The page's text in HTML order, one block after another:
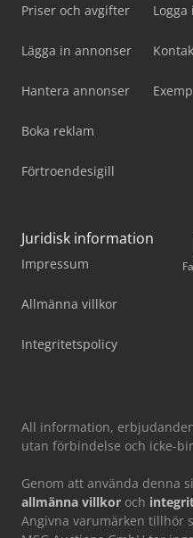
Priser och avgifter
Lägga in annonser
Hantera annonser
Boka reklam
Förtroendesigill
Logga
Juridisk information
Impressum
Allmänna villkor
Integritetspolicy
All information,
utan förbindelse och icke-
Genom att använda denna
allmänna villkor och
Angivna varumärken tillhör